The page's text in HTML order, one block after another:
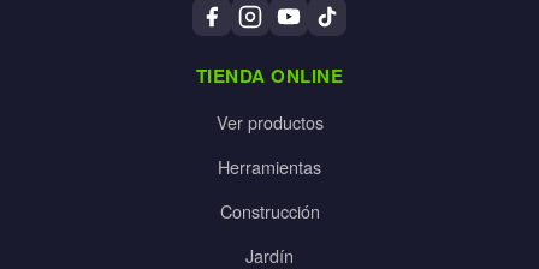
TIENDA ONLINE
Ver productos
Herramientas
Construcción
Jardín